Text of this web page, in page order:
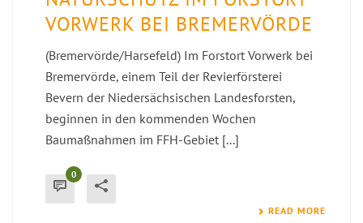
ORWERK BEI BREMERVÖRDE
(Bremervörde/Harsefeld) Im Forstort Vorwerk bei
Bremervörde, einem Teil der Revierförsterei
Bevern der Niedersächsischen Landesforsten,
beginnen in den kommenden Wochen
Baumaßnahmen im FFH-Gebiet [...]
0
READ MORE